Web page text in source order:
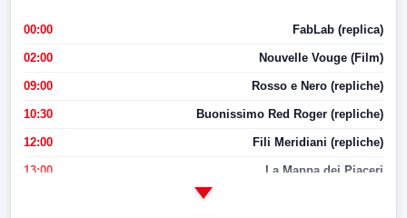
00:00 FabLab (replica)
02:00 Nouvelle Vouge (Film)
09:00 Rosso e Nero (repliche)
10:30 Buonissimo Red Roger (repliche)
12:00 Fili Meridiani (repliche)
13:00 La Mappa dei Piaceri